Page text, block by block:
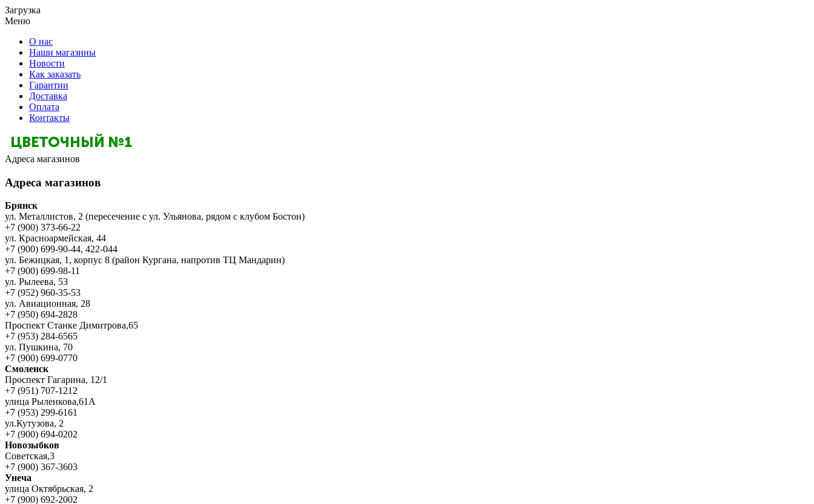
Загрузка
Меню
О нас
Наши магазины
Новости
Как заказать
Гарантии
Доставка
Оплата
Контакты
Адреса магазинов
Адреса магазинов
Брянск
ул. Металлистов, 2 (пересечение с ул. Ульянова, рядом с клубом Бостон)
+7 (900) 373-66-22
ул. Красноармейская, 44
+7 (900) 699-90-44, 422-044
ул. Бежицкая, 1, корпус 8 (район Кургана, напротив ТЦ Мандарин)
+7 (900) 699-98-11
ул. Рылеева, 53
+7 (952) 960-35-53
ул. Авиационная, 28
+7 (950) 694-2828
Проспект Станке Димитрова,65
+7 (953) 284-6565
ул. Пушкина, 70
+7 (900) 699-0770
Смоленск
Проспект Гагарина, 12/1
+7 (951) 707-1212
улица Рыленкова,61А
+7 (953) 299-6161
ул.Кутузова, 2
+7 (900) 694-0202
Новозыбков
Советская,3
+7 (900) 367-3603
Унеча
улица Октябрьская, 2
+7 (900) 692-2002